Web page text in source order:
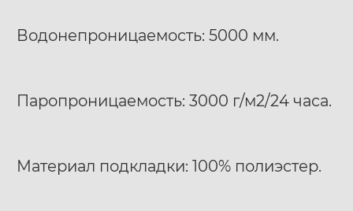
Водонепроницаемость: 5000 мм.
Паропроницаемость: 3000 г/м2/24 часа.
Материал подкладки: 100% полиэстер.